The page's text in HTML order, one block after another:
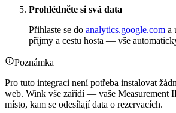
Prohlédněte si svá data
Přihlaste se do analytics.google.com a
příjmy a cestu hosta — vše
Poznámka
Pro tuto integraci není potřeba instalovat
web. Wink vše zařídí — vaše Measurement
místo, kam se odesílají data o rezervacích.